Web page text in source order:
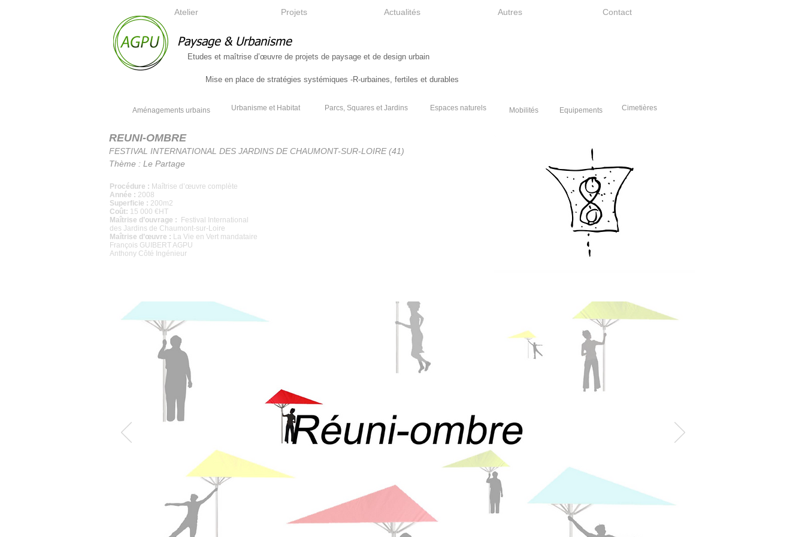
Atelier Projets Actualités Autres Contact
Paysage & Urbanisme
Etudes et maîtrise d’œuvre de projets de paysage et de design urbain
Mise en place de stratégies systémiques -R-urbaines, fertiles et durables
Aménagements urbains Urbanisme et Habitat Parcs, Squares et Jardins Espaces naturels Mobilités Equipements Cimetières
REUNI-OMBRE
FESTIVAL INTERNATIONAL DES JARDINS DE CHAUMONT-SUR-LOIRE (41)
Thème : Le Partage
Procédure : Maîtrise d’œuvre complète
Année : 2008
Superficie : 200m2
Coût: 15 000 €HT
Maîtrise d’ouvrage : Festival International
des Jardins de Chaumont-sur-Loire
Maîtrise d’œuvre : La Vie en Vert mandataire
François GUIBERT AGPU
Anthony Côté Ingénieur